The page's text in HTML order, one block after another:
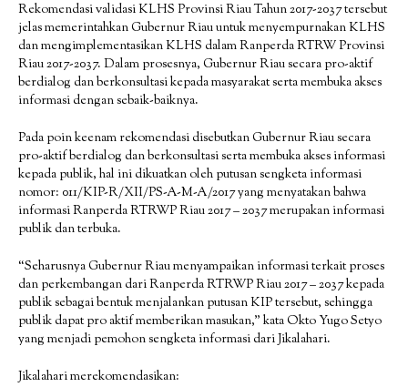
Rekomendasi validasi KLHS Provinsi Riau Tahun 2017-2037 tersebut
jelas memerintahkan Gubernur Riau untuk menyempurnakan KLHS
dan mengimplementasikan KLHS dalam Ranperda RTRW Provinsi
Riau 2017-2037. Dalam prosesnya, Gubernur Riau secara pro-aktif
berdialog dan berkonsultasi kepada masyarakat serta membuka akses
informasi dengan sebaik-baiknya.
Pada poin keenam rekomendasi disebutkan Gubernur Riau secara
pro-aktif berdialog dan berkonsultasi serta membuka akses informasi
kepada publik, hal ini dikuatkan oleh putusan sengketa informasi
nomor: 011/KIP-R/XII/PS-A-M-A/2017 yang menyatakan bahwa
informasi Ranperda RTRWP Riau 2017 – 2037 merupakan informasi
publik dan terbuka.
“Seharusnya Gubernur Riau menyampaikan informasi terkait proses
dan perkembangan dari Ranperda RTRWP Riau 2017 – 2037 kepada
publik sebagai bentuk menjalankan putusan KIP tersebut, sehingga
publik dapat pro aktif memberikan masukan,” kata Okto Yugo Setyo
yang menjadi pemohon sengketa informasi dari Jikalahari.
Jikalahari merekomendasikan: